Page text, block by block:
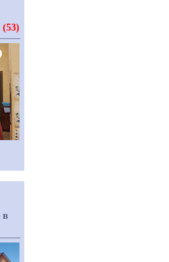
(53)
в